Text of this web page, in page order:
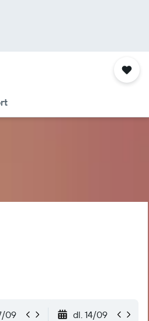
09 dl. 14/09